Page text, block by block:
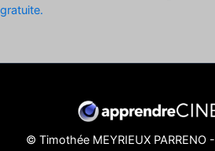
gratuite.
© Timothée MEYRIEUX PARRENO -